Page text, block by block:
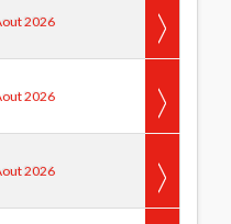
2026
2026
2026